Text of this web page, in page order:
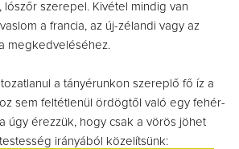
lószőr szerepel. Kivétel mindig van
a francia, az új-zélandi vagy az
megkedveléséhez.
a tányérunkon szereplő fő íz a
sem feltétlenül ördögtől való egy fehér-
úgy érezzük, hogy csak a vörös jöhet
irányából közelítsünk: